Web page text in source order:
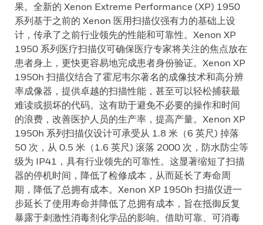
果。全新的 Xenon Extreme Performance (XP) 1950
系列基于之前的 Xenon 医用扫描仪强有力的基础上设
计，传承了之前行业领先的性能和可靠性。Xenon XP
1950 系列医疗扫描仪可确保医疗专家将关注的焦点放在
患者身上，更快更容易地完成患者身份验证。Xenon XP
1950h 扫描仪结合了霍尼韦尔著名的成像技术和高分辨
率成像器，提供卓越的扫描性能，甚至可以轻松捕获最
难读或损坏的代码。这有助于避免不必要的操作和时间
的浪费，改善医护人员的生产率，提高产量。Xenon XP
1950h 系列扫描仪设计可承受从 1.8 米（6 英尺) 掉落
50 次，从 0.5 米（1.6 英尺) 滚落 2000 次，防水防尘等
级为 IP41，具有行业领先的可靠性。这显著缩短了扫描
器的停机时间，降低了检修成本，从而延长了寿命周
期，降低了总拥有成本。Xenon XP 1950h 扫描仪进一
步延长了使用寿命并降低了总拥有成本，旨在抵御反复
暴露于刺激性消毒剂化学品的影响。借助可靠、可消毒